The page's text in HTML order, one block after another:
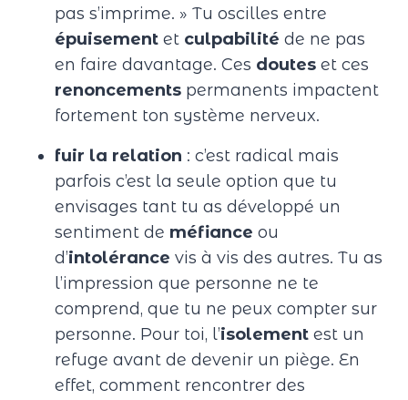
pas s’imprime. » Tu oscilles entre
épuisement et culpabilité de ne pas
en faire davantage. Ces doutes et ces
renoncements permanents impactent
fortement ton système nerveux.
fuir la relation : c’est radical mais
parfois c’est la seule option que tu
envisages tant tu as développé un
sentiment de méfiance ou
d’intolérance vis à vis des autres. Tu as
l’impression que personne ne te
comprend, que tu ne peux compter sur
personne. Pour toi, l’isolement est un
refuge avant de devenir un piège. En
effet, comment rencontrer des